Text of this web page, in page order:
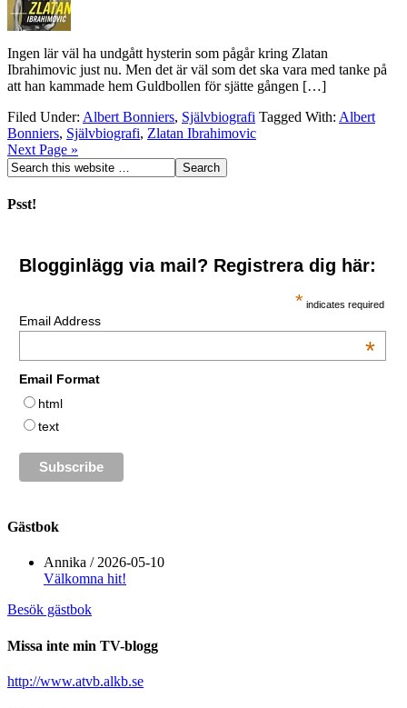
Ingen lär väl ha undgått hysterin som pågår kring Zlatan
Ibrahimovic just nu. Men det är väl som det ska vara med tanke på
att han kammade hem Guldbollen för sjätte gången […]
Filed Under: Albert Bonniers, Självbiografi Tagged With: Albert
Bonniers, Självbiografi, Zlatan Ibrahimovic
Next Page »
Psst!
Blogginlägg via mail? Registrera dig här:
* indicates required
Email Address
*
Email Format
html
text
Gästbok
Annika / 2026-05-10
Välkomna hit!
Besök gästbok
Missa inte min TV-blogg
http://www.atvb.alkb.se